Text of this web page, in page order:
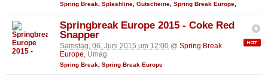
Spring Break Splashline Gutscheine Spring Break Europe
Springbreak Europe 2015 - Coke Red
Snapper
Samstag, 06. Juni 2015 um 12:00 @ Spring Break
Europe, Umag
Spring Break, Spring Break Europe